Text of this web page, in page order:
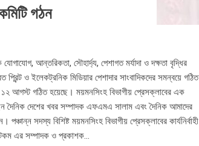
গঠন
যোগাযোগ, আন্তরিকতা, সৌহার্দ্য, পেশাগত মর্যাদা ও দক্ষতা বৃদ্ধির
ও ইলেকট্রনিক মিডিয়ার পেশাদার সাংবাদিকদের সমন্বয়ে গঠিত
১২ আগস্ট গঠিত হয়েছে। ময়মনসিংহ বিভাগীয় প্রেসক্লাবের এক
দৈনিক দেশের খবর সম্পাদক এফএমএ সালাম এবং দৈনিক আমাদের
সদস্য বিশিষ্ট ময়মনসিংহ বিভাগীয় প্রেসক্লাবের কার্যনির্বাহী
এর সম্পাদক ও প্রকাশক...